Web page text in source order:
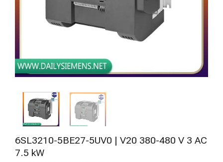
6SL3210-5BE27-5UV0 | V20 380-480 V 3 AC
7.5 kW